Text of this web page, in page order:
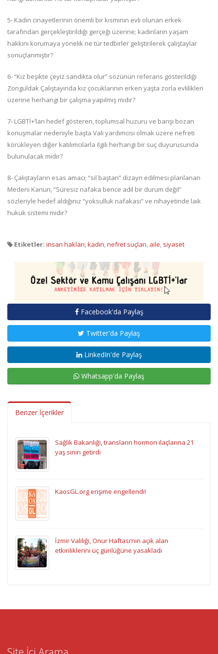
5- Kadın cinayetlerinin önemli bir kısmının evli olunan erkek
tarafından gerçekleştirildiği gerçeği üzerine; kadınların yaşam
hakkını korumaya yönelik ne tür tedbirler geliştirilerek çalıştaylar
sonuçlanmıştır?
6- “Kız beşikte çeyiz sandıkta olur” sözünün referans gösterildiği
Zonguldak Çalıştayında kız çocuklarının erken yaşta zorla evlilikleri
üzerine herhangi bir çalışma yapılmış mıdır?
7- LGBTİ+’ları hedef gösteren, toplumsal huzuru ve barışı bozan
konuşmalar nedeniyle başta Vali yardımcısı olmak üzere nefreti
körükleyen diğer katılımcılarla ilgili herhangi bir suç duyurusunda
bulunulacak mıdır?
8- Çalıştayların esas amacı; “sil baştan” dizayn edilmesi planlanan
Medeni Kanun, “Süresiz nafaka bence adil bir durum değil”
sözleriyle hedef aldığınız “yoksulluk nafakası” ve nihayetinde laik
hukuk sistemi midir?
Etiketler: insan hakları,kadın,nefret suçları, aile, siyaset
Facebook'da Paylaş
Twitter'da Paylaş
LinkedIn'de Paylaş
Whatsapp'da Paylaş
Benzer İçerikler
Sağlık Bakanlığı, transların hormon ilaçlarına 21
yaş sınırı getirdi
KaosGL.org erişime engellendi!
İzmir Valiliği, Onur Haftası’nın açık alan
etkinliklerini üç günlüğüne yasakladı